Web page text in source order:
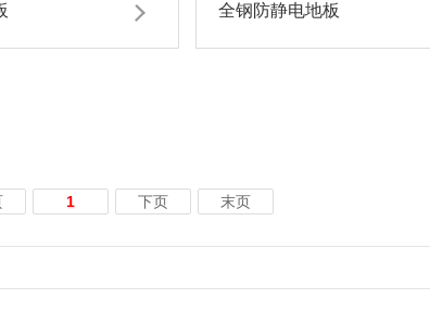
全钢防静电地板
1 下页 末页